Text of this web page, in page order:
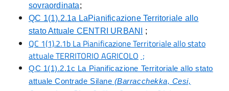
sovraordinata;
QC 1(1).2.1a LaPianificazione Territoriale allo
stato Attuale CENTRI URBANI
;
QC 1(1).2.1b La Pianificazione Territoriale allo stato
attuale TERRITORIO AGRICOLO ;
QC 1(1).2.1c La Pianificazione Territoriale allo stato
attuale Contrade Silane (Barracchekka, Cesi,